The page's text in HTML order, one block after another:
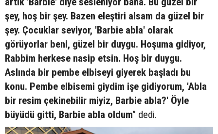
şey, hoş bir şey. Bazen eleştiri alsam da güzel bir
şey. Çocuklar seviyor, 'Barbie abla' olarak
görüyorlar beni, güzel bir duygu. Hoşuma gidiyor,
Rabbim herkese nasip etsin. Hoş bir duygu.
Aslında bir pembe elbiseyi giyerek başladı bu
konu. Pembe elbisemi giydim işe gidiyorum, 'Abla
bir resim çekinebilir miyiz, Barbie abla?' Öyle
büyüdü gitti, Barbie abla oldum" dedi.